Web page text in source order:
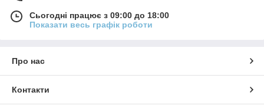
Сьогодні працює з 09:00 до 18:00
Показати весь графік роботи
Про нас
Контакти